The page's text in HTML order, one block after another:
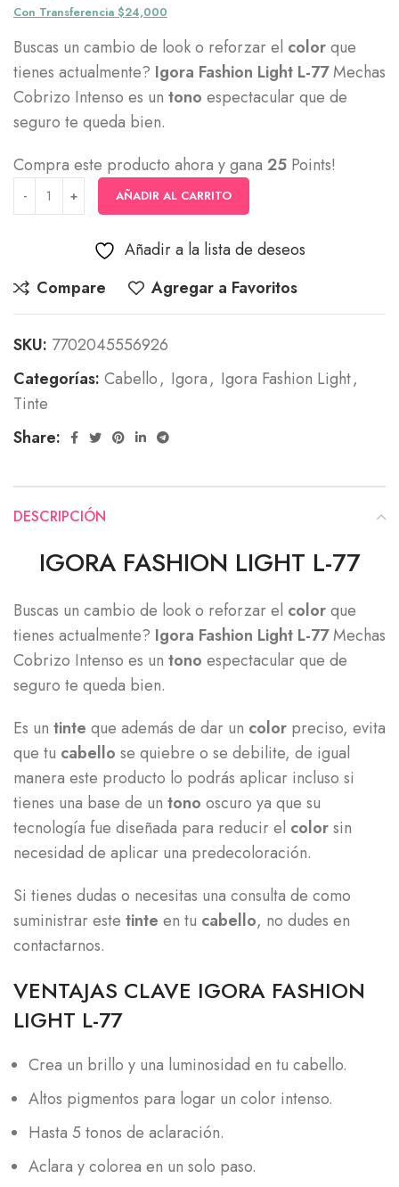
Con Transferencia $24,000
Buscas un cambio de look o reforzar el colorque
tienes actualmente? Igora Fashion Light L-77Mechas
Cobrizo Intenso es un tono espectacular que de
seguro te queda bien.
Compra este producto ahora y gana 25 Points!
AÑADIR AL CARRITO
Añadir a la lista de deseos
Compare
Agregar a Favoritos
SKU: 7702045556926
Categorías: Cabello, Igora, Igora Fashion Light,
Tinte
Share:
DESCRIPCIÓN
IGORA FASHION LIGHT L-77
Buscas un cambio de look o reforzar el colorque
tienes actualmente? Igora Fashion Light L-77Mechas
Cobrizo Intenso es un tono espectacular que de
seguro te queda bien.
Es un tinte que además de dar un color preciso, evita
que tu cabello se quiebre o se debilite, de igual
manera este producto lo podrás aplicar incluso si
tienes una base de un tono oscuro ya que su
tecnología fue diseñada para reducir el colorsin
necesidad de aplicar una predecoloración.
Si tienes dudas o necesitas una consulta de como
suministrar este tinte en tu cabello, no dudes en
contactarnos.
VENTAJAS CLAVE IGORA FASHION
LIGHT L-77
Crea un brillo y una luminosidad en tu cabello.
Altos pigmentos para logar un color intenso.
Hasta 5 tonos de aclaración.
Aclara y colorea en un solo paso.